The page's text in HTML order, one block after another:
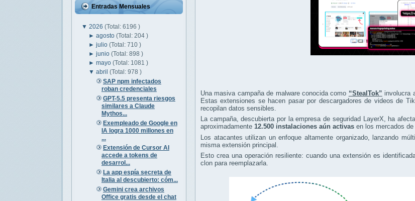
Entradas Mensuales
▼ 2026 (Total: 6196 )
►agosto(Total: 204 )
►julio(Total: 710 )
►junio(Total: 898 )
►mayo(Total: 1081 )
▼abril(Total: 978 )
SAP npm infectados
roban credenciales
GPT-5.5 presenta riesgos
similares a Claude
Mythos...
Exempleado de Google en
IA logra 1000 millones en
...
Extensión de Cursor AI
accede a tokens de
desarrol...
La app espía secreta de
Italia al descubierto: cóm...
Gemini crea archivos
Office gratis desde el chat
Una masiva campaña de malware conocida como “StealTok” involucra
Estas extensiones se hacen pasar por descargadores de videos de
recopilan datos sensibles.
La campaña, descubierta por la empresa de seguridad LayerX, ha
aproximadamente 12.500 instalaciones aún activas en los mercados
Los atacantes utilizan un enfoque altamente organizado, lanzando
misma extensión principal.
Esto crea una operación resiliente: cuando una extensión es
clon para reemplazarla.